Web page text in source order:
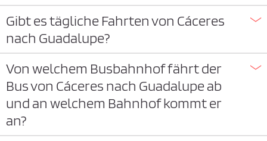
Gibt es tägliche Fahrten von Cáceres
nach Guadalupe?
Von welchem Busbahnhof fährt der
Bus von Cáceres nach Guadalupe ab
und an welchem Bahnhof kommt er
an?